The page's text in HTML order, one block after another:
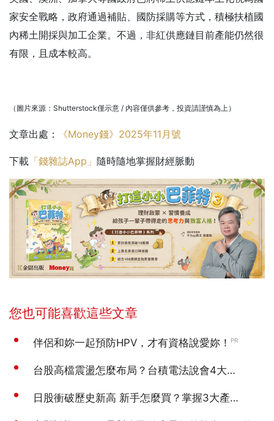
家安全戰略，政府通過補貼、國防採購等方式，積極扶植國
內稀土開採與加工企業。不過，非紅供應鏈目前產能仍然很
有限，且成本較高。
（圖片來源：Shutterstock僅示意 / 內容僅供參考，投資請謹慎為上）
文章出處： 《Money錢》2025年11月號
下載 「錢雜誌App」 隨時隨地掌握財經脈動